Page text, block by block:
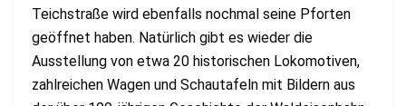
Teichstraße wird ebenfalls nochmal seine Pforten
geöffnet haben. Natürlich gibt es wieder die
Ausstellung von etwa 20 historischen Lokomotiven,
zahlreichen Wagen und Schautafeln mit Bildern aus